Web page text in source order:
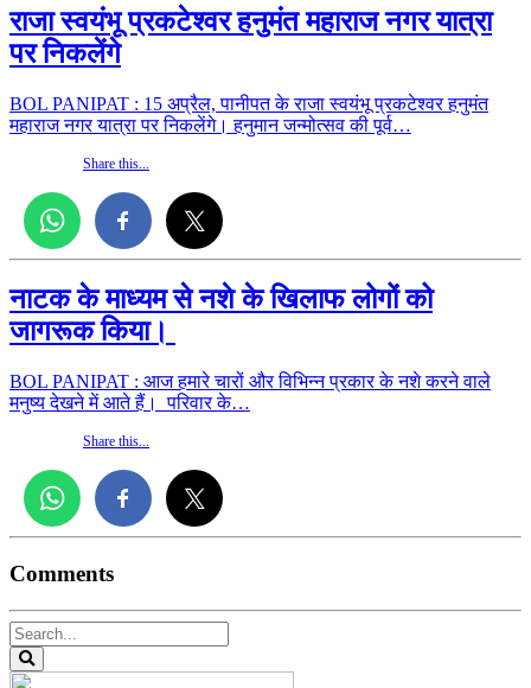
राजा स्वयंभू प्रकटेश्वर हनुमंत महाराज नगर यात्रा
पर निकलेंगे
BOL PANIPAT : 15 अप्रैल, पानीपत के राजा स्वयंभू प्रकटेश्वर हनुमंत
महाराज नगर यात्रा पर निकलेंगे। हनुमान जन्मोत्सव की पूर्व…
Share this...
नाटक के माध्यम से नशे के खिलाफ लोगों को
जागरूक किया।
BOL PANIPAT : आज हमारे चारों और विभिन्न प्रकार के नशे करने वाले
मनुष्य देखने में आते हैं। परिवार के…
Share this...
Comments